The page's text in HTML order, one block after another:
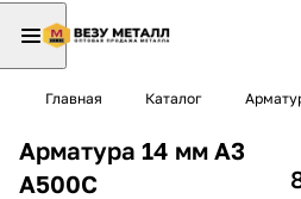
Главная Каталог
Арматура 14 мм А3
А500С